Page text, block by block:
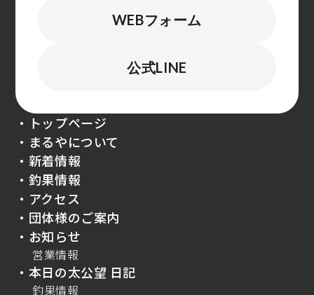
WEBフォーム
公式LINE
・トップページ
・まるやについて
・新着情報
・釣果情報
・アクセス
・団体様のご案内
・お知らせ
営業情報
・本日の太公望 日記
釣果情報